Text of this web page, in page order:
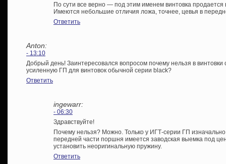
По сути все верно — под этим именем винтовка
Имеются небольшие отличия ложа, точнее, цевья в
Ответить
Anton:
- 13:10
Добрый день! Заинтересовался вопросом почему нельзя в винтовки
усиленную ГП для винтовок обычной серии black?
Ответить
ingewarr:
- 06:30
Здравствуйте!
Почему нельзя? Можно. Только у ИГТ-серии ГП
передней части поршня имеется заводская выемка под
установить неоригинальную пружину.
Ответить